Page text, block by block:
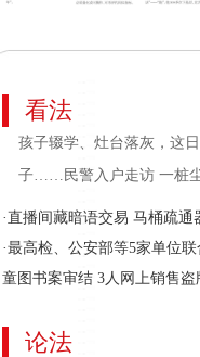
看法
孩子辍学、灶台落灰，这
子……民警入户走访 一桩
·直播间藏暗语交易 马桶疏通
·最高检、公安部等5家单位
童图书案审结 3人网上销售盗
论法